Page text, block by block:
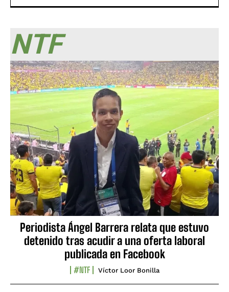
NTF
Periodista Ángel Barrera relata que estuvo
detenido tras acudir a una oferta laboral
publicada en Facebook
#NTF Víctor Loor Bonilla